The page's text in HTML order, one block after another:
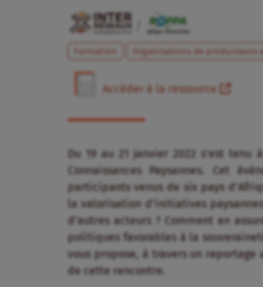
Formation Organisations de producteurs
Accéder à la ressource
Du 19 au 21 janvier 2022 s’est
Connaissances Paysannes. Cet
participants venus de six pays
la valorisation d’initiatives
d’autres acteurs ? Comment en
politiques favorables à la
vous propose, à travers un
de cette rencontre.